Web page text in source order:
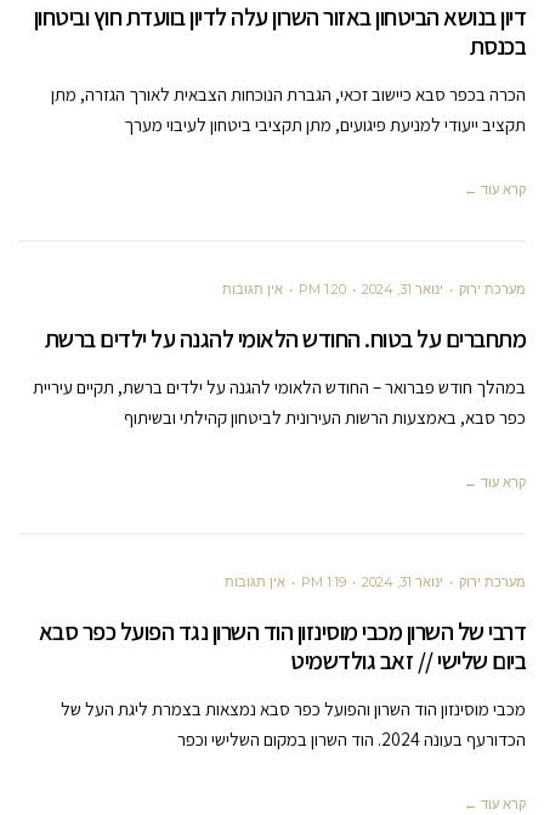
דיון בנושא הביטחון באזור השרון עלה לדיון בוועדת חוץ וביטחון
בכנסת
הכרה בכפר סבא כיישוב זכאי, הגברת הנוכחות הצבאית לאורך הגזרה, מתן
תקציב ייעודי למניעת פיגועים, מתן תקציבי ביטחון לעיבוי מערך
קרא עוד ←
מערכת ירוק ינואר 31, 2024 1:20 PM אין תגובות
מתחברים על בטוח. החודש הלאומי להגנה על ילדים ברשת
במהלך חודש פברואר – החודש הלאומי להגנה על ילדים ברשת, תקיים עיריית
כפר סבא, באמצעות הרשות העירונית לביטחון קהילתי ובשיתוף
קרא עוד ←
מערכת ירוק ינואר 31, 2024 1:19 PM אין תגובות
דרבי של השרון מכבי מוסינזון הוד השרון נגד הפועל כפר סבא
ביום שלישי // זאב גולדשמיט
מכבי מוסינזון הוד השרון והפועל כפר סבא נמצאות בצמרת ליגת העל של
הכדורעף בעונה 2024. הוד השרון במקום השלישי וכפר
קרא עוד ←